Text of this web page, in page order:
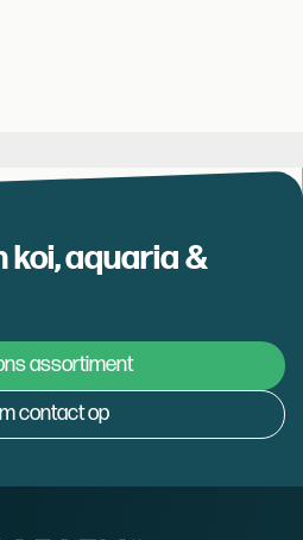
koi, aquaria &
assortiment
contact op